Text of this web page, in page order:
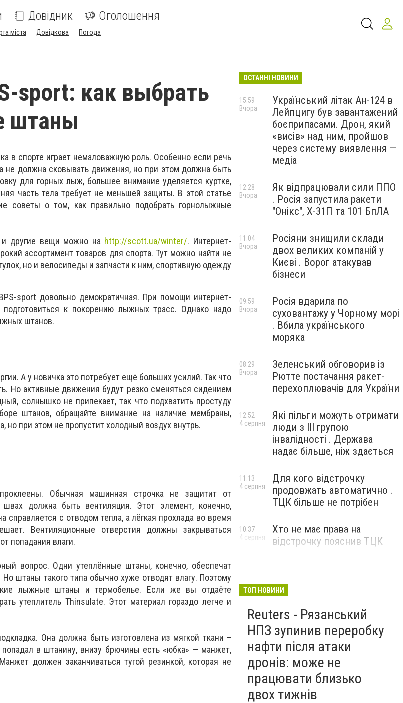
Довідник Оголошення
міста Довідкова Погода
sport: как выбрать
штаны
в спорте играет немаловажную роль. Особенно если речь
не должна сковывать движения, но при этом должна быть
для горных лыж, большее внимание уделяется куртке,
часть тела требует не меньшей защиты. В этой статье
советы о том, как правильно подобрать горнолыжные
и другие вещи можно на http://scott.ua/winter/. Интернет-
ассортимент товаров для спорта. Тут можно найти не
но и велосипеды и запчасти к ним, спортивную одежду
sport довольно демократичная. При помощи интернет-
к покорению лыжных трасс. Однако надо
штанов.
А у новичка это потребует ещё больших усилий. Так что
Но активные движения будут резко сменяться сидением
солнышко не припекает, так что подхватить простуду
штанов, обращайте внимание на наличие мембраны,
но при этом не пропустит холодный воздух внутрь.
Обычная машинная строчка не защитит от
швах должна быть вентиляция. Этот элемент, конечно,
справляется с отводом тепла, а лёгкая прохлада во время
Вентиляционные отверстия должны закрываться
попадания влаги.
вопрос. Одни утеплённые штаны, конечно, обеспечат
штаны такого типа обычно хуже отводят влагу. Поэтому
лыжные штаны и термобелье. Если же вы отдаёте
утеплитель Thinsulate. Этот материал гораздо легче и
Она должна быть изготовлена из мягкой ткани –
в штанину, внизу брючины есть «юбка» — манжет,
должен заканчиваться тугой резинкой, которая не
ОСТАННІ НОВИНИ
Український літак Ан-124 в
Лейпцигу був завантажений
боєприпасами. Дрон, який
«висів» над ним, пройшов
через систему виявлення —
медіа
15:59
Вчора
Як відпрацювали сили ППО
. Росія запустила ракети
"Онікс", Х-31П та 101 БпЛА
12:28
Вчора
Росіяни знищили склади
двох великих компаній у
Києві . Ворог атакував
бізнеси
11:04
Вчора
Росія вдарила по
суховантажу у Чорному морі
. Вбила українського
моряка
09:59
Вчора
Зеленський обговорив із
Рютте постачання ракет-
перехоплювачів для України
08:29
Вчора
Які пільги можуть отримати
люди з III групою
інвалідності . Держава
надає більше, ніж здається
12:52
4 серпня
Для кого відстрочку
продовжать автоматично .
ТЦК більше не потрібен
11:13
4 серпня
Хто не має права на
відстрочку пояснив ТЦК
10:37
4 серпня
ТОП НОВИНИ
Reuters - Рязанський
НПЗ зупинив переробку
нафти після атаки
дронів: може не
працювати близько
двох тижнів